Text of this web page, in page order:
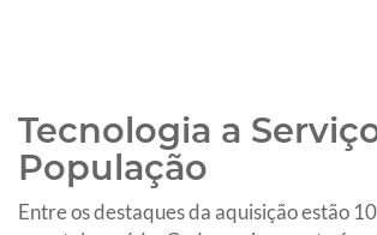
Tecnologia a
População
Entre os destaques da aquisição estão